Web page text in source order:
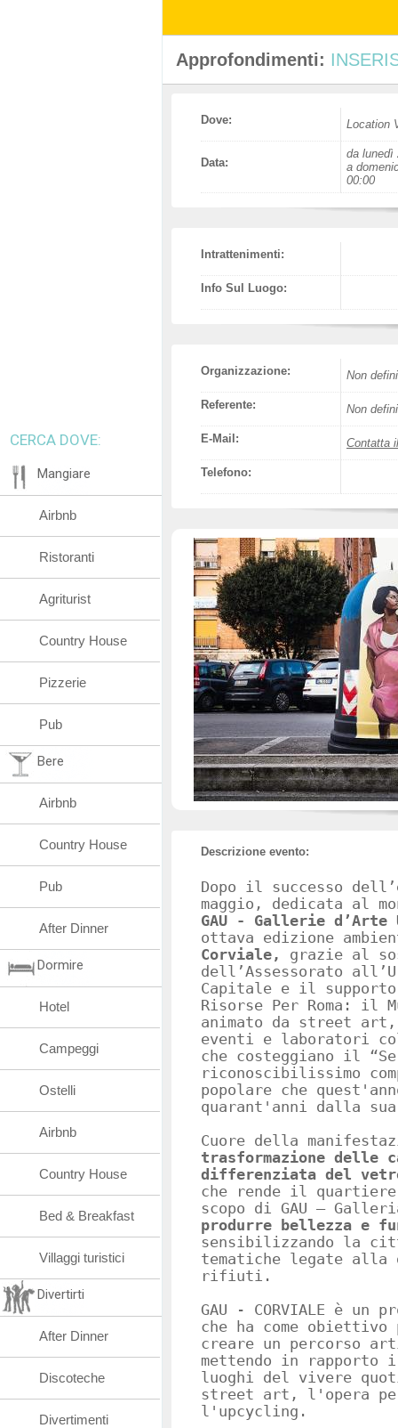
Approfondimenti:
Dove: Location
Data:
da lunedì
a
00:00
Intrattenimenti:
Info Sul Luogo:
Organizzazione: Non
Referente: Non
E-Mail: Contatta
Telefono:
Descrizione evento:
Dopo il successo
maggio, dedicata al
GAU - Gallerie d ’Arte
ottava edizione
Corviale,
grazie al
dell’Assessorato
Capitale e il
Risorse Per Roma: il
animato da street
eventi e laboratori
che costeggiano il
riconoscibilissimo
popolare che
quarant'anni dalla
Cuore della
trasformazione delle
differenziata del
che rende il quartiere
scopo di GAU –
produrre bellezza e
sensibilizzando la
tematiche legate alla
rifiuti.
GAU - CORVIALE è
che ha come
creare un percorso
mettendo in
luoghi del vivere
street art, l'opera
l'upcycling.
CERCA DOVE:
Mangiare
Airbnb
Ristoranti
Agriturist
Country House
Pizzerie
Pub
Bere
Airbnb
Country House
Pub
After Dinner
Dormire
Hotel
Campeggi
Ostelli
Airbnb
Country House
Bed & Breakfast
Villaggi turistici
Divertirti
After Dinner
Discoteche
Divertimenti